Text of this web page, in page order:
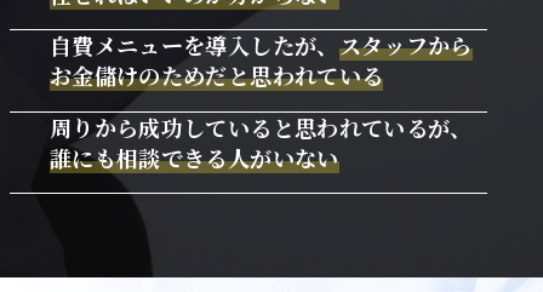
自費メニューを導入したが、 スタッフから
お金儲けのためだと思われている
周りから成功していると思われているが、
誰にも相談できる人がいない